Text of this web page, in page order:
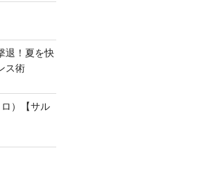
退！夏を快
ス術
）【サル